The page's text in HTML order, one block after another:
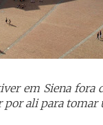
em Siena fora
ali para tomar